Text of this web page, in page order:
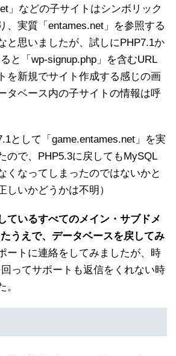
」などの子サイトはシンボリック
、実質「entames.net」を参照する
と思いましたが、試しにPHP7.1か
と「wp-signup.php」を含むURL
を新規でサイト作成する感じの画
タベース内の子サイトの情報は呼
として「game.entames.net」を実
ので、PHP5.3に戻してもMySQL
くなってしまったのではないかと
しいかどうかは不明）
ているすべてのメイン・サブドメ
うえで、データベースを戻してみ
ートに連絡をしてみましたが、時
ってサポートも返信をくれない時
。